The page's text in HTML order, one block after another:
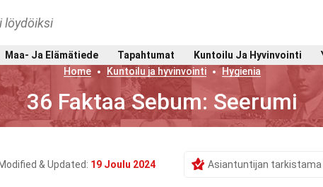
löydöiksi
Maa- Ja Elämätiede Tapahtumat Kuntoilu Ja Hyvinvointi
Home
Kuntoilu ja hyvinvointi Hygienia
36 Faktaa Sebum: Seerumi
Modified & Updated: 19 Joulu 2024 Asiantuntijan tarkistama